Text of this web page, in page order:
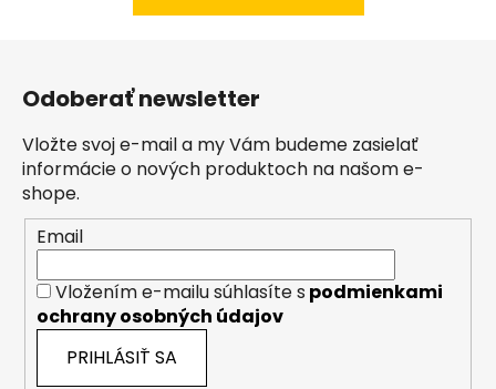
Odoberať newsletter
Vložte svoj e-mail a my Vám budeme zasielať
informácie o nových produktoch na našom e-
shope.
Email
Vložením e-mailu súhlasíte s podmienkami
ochrany osobných údajov
PRIHLÁSIŤ SA